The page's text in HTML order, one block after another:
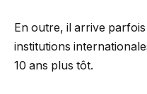
En outre, il arrive
institutions
10 ans plus tôt.